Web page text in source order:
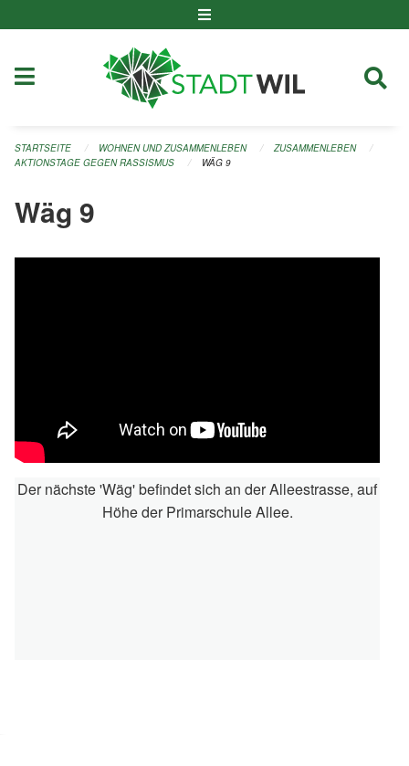
STARTSEITE WOHNEN UND ZUSAMMENLEBEN
ZUSAMMENLEBEN
AKTIONSTAGE GEGEN RASSISMUS
WÄG 9
Wäg 9
Der nächste 'Wäg' befindet sich an der Alleestrasse, auf
Höhe der Primarschule Allee.